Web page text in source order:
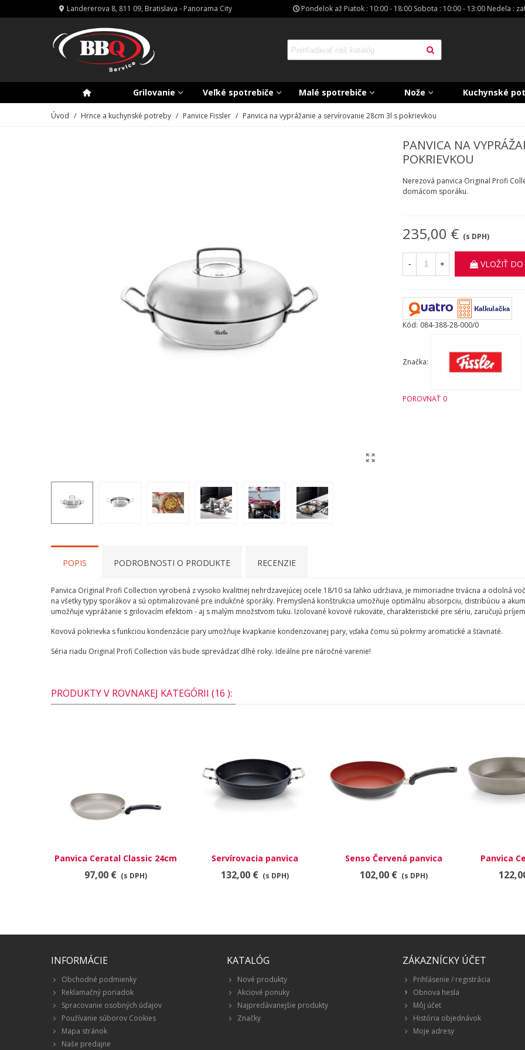
Landererova 8, 811 09, Bratislava - Panorama City Pondelok až Piatok : 10:00 - 18:00 Sobota : 10:00 - 13:00 Nedeľa :
Grilovanie Veľké spotrebiče Malé spotrebiče Nože Kuchynské
Úvod / Hrnce a kuchynské potreby / Panvice Fissler / Panvica na vyprážanie a servírovanie 28cm 3l s pokrievkou
PANVICA NA
POKRIEVKOU
Nerezová panvica Original Profi
domácom sporáku.
235,00 € (s DPH)
- + VLOŽIŤ
Kód: 084-388-28-000/0
Značka:
POROVNAŤ 0
POPIS PODROBNOSTI O PRODUKTE RECENZIE
Panvica Original Profi Collection vyrobená z vysoko kvalitnej nehrdzavejúcej ocele 18/10 sa ľahko udržiava, je mimoriadne trvácna a odolná
na všetky typy sporákov a sú optimalizované pre indukčné sporáky. Premyslená konštrukcia umožňuje optimálnu absorpciu, distribúciu a
umožňuje vyprážanie s grilovacím efektom - aj s malým množstvom tuku. Izolované kovové rukoväte, charakteristické pre sériu, zaručujú
Kovová pokrievka s funkciou kondenzácie pary umožňuje kvapkanie kondenzovanej pary, vďaka čomu sú pokrmy aromatické a šťavnaté.
Séria riadu Original Profi Collection vás bude sprevádzať dlhé roky. Ideálne pre náročné varenie!
PRODUKTY V ROVNAKEJ KATEGÓRII (16 ):
Panvica Ceratal Classic 24cm
97,00 € (s DPH)
Servírovacia panvica
Adamant Fissler 28 cm
132,00 € (s DPH)
Senso Červená panvica
102,00 € (s DPH)
Panvica
INFORMÁCIE
Obchodné podmienky
Reklamačný poriadok
Spracovanie osobných údajov
Používanie súborov Cookies
Mapa stránok
Naše predajne
KATALÓG
Nové produkty
Akciové ponuky
Najpredávanejšie produkty
Značky
ZÁKAZNÍCKY ÚČET
Prihlásenie / registrácia
Obnova hesla
Môj účet
História objednávok
Moje adresy